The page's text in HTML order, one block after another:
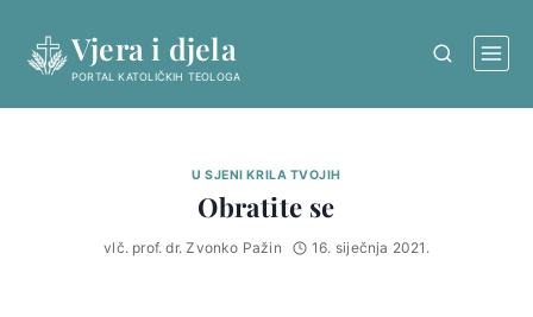
content
Vjera i djela
PORTAL KATOLIČKIH TEOLOGA
U SJENI KRILA TVOJIH
Obratite se
vlč. prof. dr. Zvonko Pažin 16. siječnja 2021.